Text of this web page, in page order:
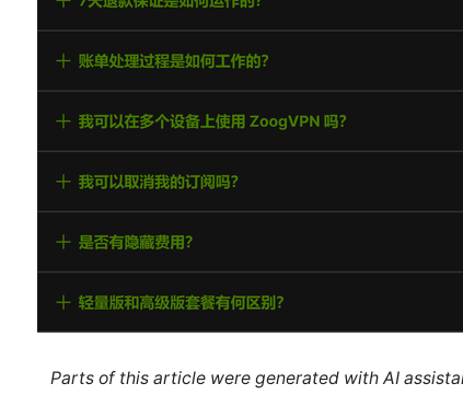
Parts of this article were generated with AI